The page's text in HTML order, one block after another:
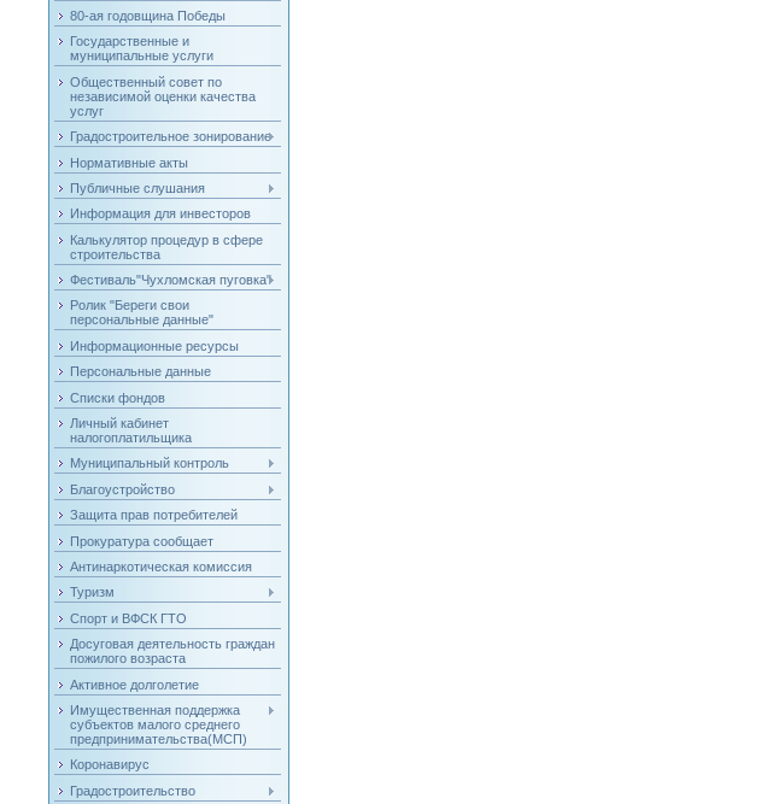
80-ая годовщина Победы
Государственные и
муниципальные услуги
Общественный совет по
независимой оценки качества
услуг
Градостроительное зонирование
Нормативные акты
Публичные слушания
Информация для инвесторов
Калькулятор процедур в сфере
строительства
Фестиваль"Чухломская пуговка"
Ролик "Береги свои
персональные данные"
Информационные ресурсы
Персональные данные
Списки фондов
Личный кабинет
налогоплатильщика
Муниципальный контроль
Благоустройство
Защита прав потребителей
Прокуратура сообщает
Антинаркотическая комиссия
Туризм
Спорт и ВФСК ГТО
Досуговая деятельность граждан
пожилого возраста
Активное долголетие
Имущественная поддержка
субъектов малого среднего
предпринимательства(МСП)
Коронавирус
Градостроительство